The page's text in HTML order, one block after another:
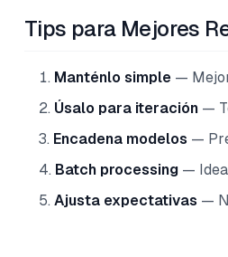
Tips para Mejores
Manténlo simple —
Úsalo para iteración —
Encadena modelos —
Batch processing —
Ajusta expectativas —